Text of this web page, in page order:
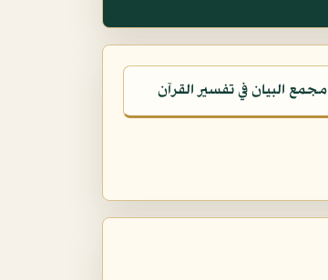
مجمع البيان في تفسير القرآن